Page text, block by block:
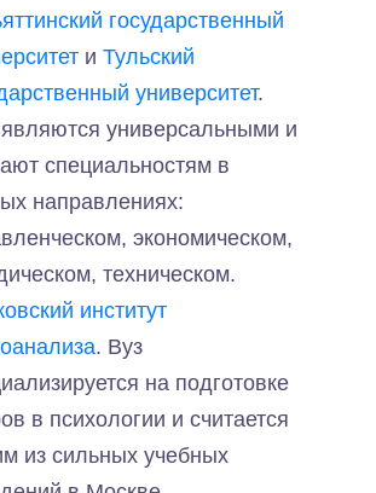
государственный
и Тульский
университет.
универсальными и
специальностям в
направлениях:
экономическом,
техническом.
институт
. Вуз
на подготовке
в психологии и считается
из сильных учебных